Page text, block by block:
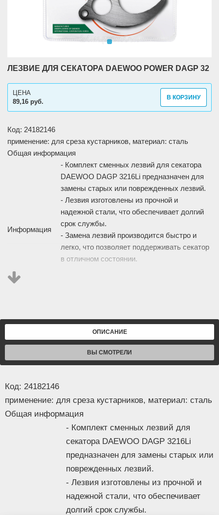
ЛЕЗВИЕ ДЛЯ СЕКАТОРА DAEWOO POWER DAGP 32
89,16 руб.
ЦЕНА
В КОРЗИНУ
Код: 24182146
применение: для среза кустарников, материал: сталь
Общая информация
Информация
- Комплект сменных лезвий для секатора
DAEWOO DAGP 3216Li предназначен для
замены старых или поврежденных лезвий.
- Лезвия изготовлены из прочной и
надежной стали, что обеспечивает долгий
срок службы.
- Замена лезвий производится быстро и
легко, что позволяет поддерживать секатор
в отличном состоянии.
Основные
лезвие для секатора
Применение
для среза кустарников
Материал
сталь
комплекте
СовместимостьDaewoo Power DAGP 3216Li
Размеры и вес
0.06 кг
Изображение товара и комплектация могут отличаться.
Полное описание:
ОПИСАНИЕ
ВЫ СМОТРЕЛИ
Код: 24182146
применение: для среза кустарников, материал: сталь
Общая информация
- Комплект сменных лезвий для
секатора DAEWOO DAGP 3216Li
предназначен для замены старых или
поврежденных лезвий.
- Лезвия изготовлены из прочной и
надежной стали, что обеспечивает
долгий срок службы.